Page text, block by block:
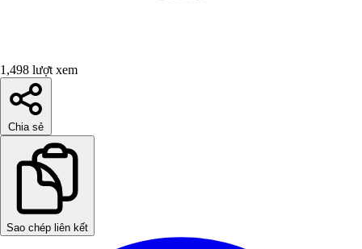
1,498 lượt xem
Chia sẻ
Sao chép liên kết